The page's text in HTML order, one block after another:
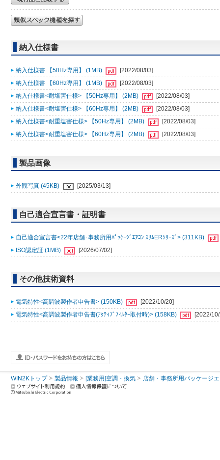
納入仕様書
納入仕様書 【50Hz専用】 (1MB)
[2022/08/03]
納入仕様書 【60Hz専用】 (1MB)
[2022/08/03]
納入仕様書<耐塩害仕様> 【50Hz専用】 (2MB)
[2022/08/03]
納入仕様書<耐塩害仕様> 【60Hz専用】 (2MB)
[2022/08/03]
納入仕様書<耐重塩害仕様> 【50Hz専用】 (2MB)
[2022/08/03]
納入仕様書<耐重塩害仕様> 【60Hz専用】 (2MB)
[2022/08/03]
製品画像
外観写真 (45KB) [2025/03/13]
自己適合宣言書・証明書
自己適合宣言書<22年店舗･事務所用ﾊﾟｯｹｰｼﾞｴｱｺﾝ ｽﾘﾑERｼﾘｰｽﾞ> (311KB)
ISO認定証 (1MB)
[2026/07/02]
その他技術資料
電気特性<高調波製作者申告書> (150KB)
[2022/10/20]
電気特性<高調波製作者申告書(ｱｸﾃｨﾌﾞﾌｨﾙﾀｰ取付時)> (158KB)
[2022/
WIN2Kトップ 製品情報 [業務用]空調・換気 店舗・事務所用パッケージ